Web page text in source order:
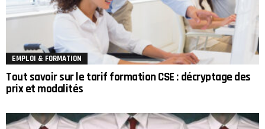
EMPLOI & FORMATION
Tout savoir sur le tarif formation CSE : décryptage des
prix et modalités